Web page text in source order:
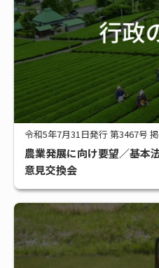
#展示会 #農林水産省
令和5年7月31日発行 第3467号
農業発展に向け要望／基本
意見交換会